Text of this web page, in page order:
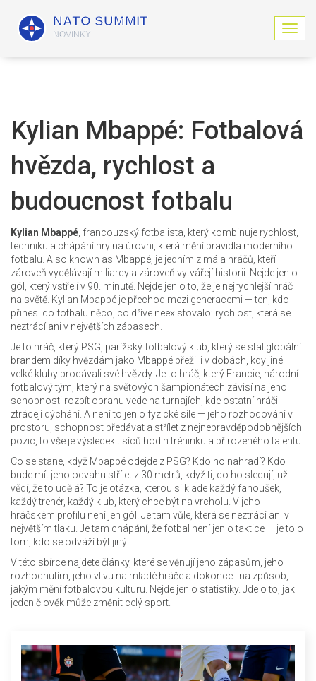
Z
o
t
n
i
Kylian Mbappé: Fotbalová
hvězda, rychlost a
budoucnost fotbalu
Kylian Mbappé francouzský fotbalista, který kombinuje rychlost,
techniku a chápání hry na úrovni, která mění pravidla moderního
fotbalu . Also known as Mbappé , je jedním z mála hráčů, kteří
zároveň vydělávají miliardy a zároveň vytvářejí historii. Nejde jen o
gól, který vstřelí v 90. minutě. Nejde jen o to, že je nejrychlejší hráč
na světě. Kylian Mbappé je přechod mezi generacemi — ten, kdo
přinesl do fotbalu něco, co dříve neexistovalo: rychlost, která se
neztrácí ani v největších zápasech.
Je to hráč, který PSG parížský fotbalový klub, který se stal globální
brandem díky hvězdám jako Mbappé přežil i v dobách, kdy jiné
velké kluby prodávali své hvězdy. Je to hráč, který Francie národní
fotbalový tým, který na světových šampionátech závisí na jeho
schopnosti rozbít obranu vede na turnajích, kde ostatní hráči
ztrácejí dýchání. A není to jen o fyzické síle — jeho rozhodování v
prostoru, schopnost předávat a střílet z nejnepravděpodobnějších
pozic, to vše je výsledek tisíců hodin tréninku a přirozeného talentu.
Co se stane, když Mbappé odejde z PSG? Kdo ho nahradí? Kdo
bude mít jeho odvahu střílet z 30 metrů, když ti, co ho sledují, už
vědí, že to udělá? To je otázka, kterou si klade každý fanoušek,
každý trenér, každý klub, který chce být na vrcholu. V jeho
hráčském profilu není jen gól. Je tam vůle, která se neztrácí ani v
největším tlaku. Je tam chápání, že fotbal není jen o taktice — je to o
tom, kdo se odváží být jiný.
V této sbírce najdete články, které se věnují jeho zápasům, jeho
rozhodnutím, jeho vlivu na mladé hráče a dokonce i na způsob,
jakým mění fotbalovou kulturu. Nejde jen o statistiky. Jde o to, jak
jeden člověk může změnit celý sport.